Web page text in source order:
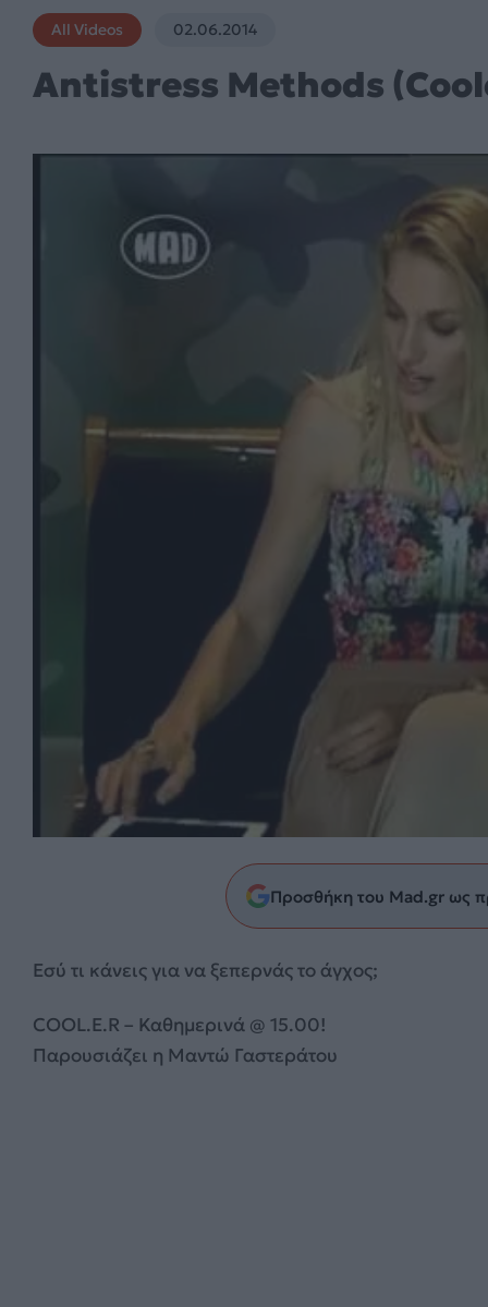
All Videos 02.06.2014
Antistress Methods
Προσθήκη του Mad.gr ως
Εσύ τι κάνεις για να ξεπερνάς το άγχος;
COOL.E.R – Καθημερινά @ 15.00!
Παρουσιάζει η Μαντώ Γαστεράτου